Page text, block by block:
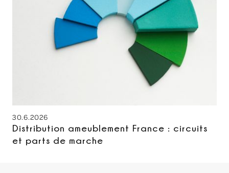
30.6.2026
Distribution ameublement France : circuits
et parts de marche